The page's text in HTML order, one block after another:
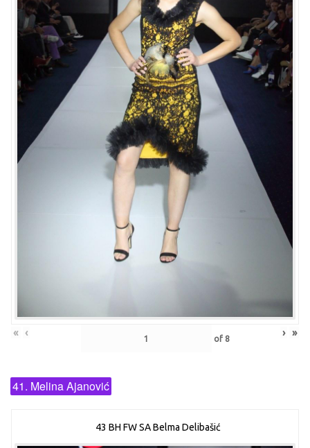
« ‹ of 8 › »
41. Melina Ajanović
43 BH FW SA Belma Delibašić